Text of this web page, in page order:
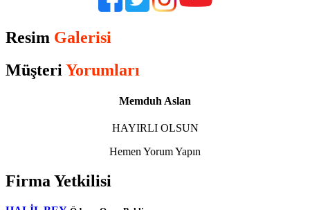
Resim Galerisi
MüşteriYorumları
Memduh Aslan
HAYIRLI OLSUN
Hemen Yorum Yapın
Firma Yetkilisi